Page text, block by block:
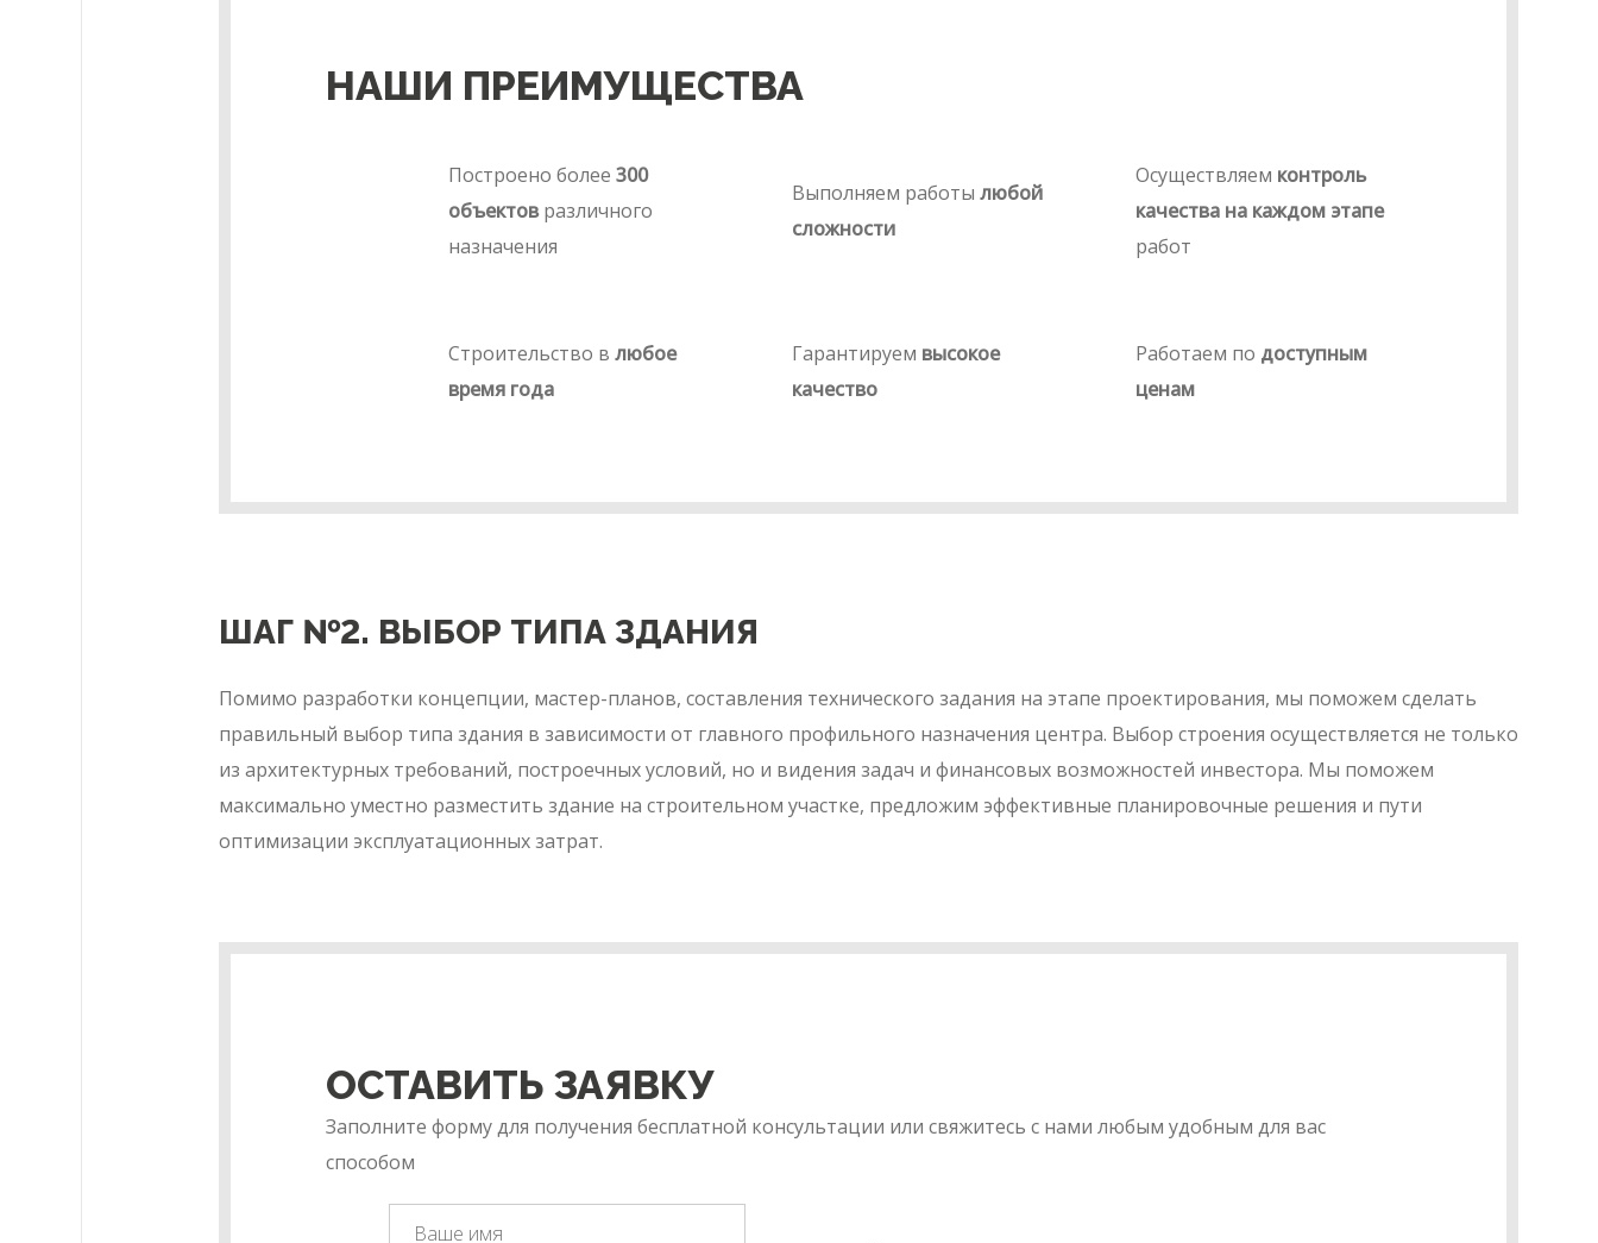
НАШИ ПРЕИМУЩЕСТВА
Построено более 300
объектовразличного
назначения
Выполняем работы любой
сложности
Осуществляем контроль
качества на каждом этапе
работ
Строительство в любое
время года
Гарантируем высокое
качество
Работаем по доступным
ценам
ШАГ №2. ВЫБОР ТИПА ЗДАНИЯ
Помимо разработки концепции, мастер-планов, составления технического задания на этапе проектирования, мы поможем сделать
правильный выбор типа здания в зависимости от главного профильного назначения центра. Выбор строения осуществляется не только
из архитектурных требований, построечных условий, но и видения задач и финансовых возможностей инвестора. Мы поможем
максимально уместно разместить здание на строительном участке, предложим эффективные планировочные решения и пути
оптимизации эксплуатационных затрат.
ОСТАВИТЬ ЗАЯВКУ
Заполните форму для получения бесплатной консультации или свяжитесь с нами любым удобным для вас
способом